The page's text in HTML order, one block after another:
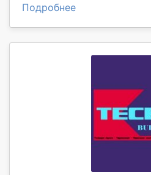
Подробнее